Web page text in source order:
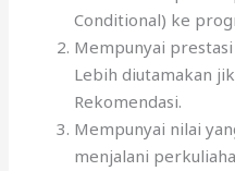
Conditional) ke
Mempunyai
Lebih diutamakan
Rekomendasi.
Mempunyai nilai
menjalani